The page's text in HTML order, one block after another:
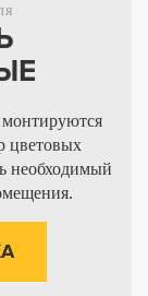
цветовых
необходимый